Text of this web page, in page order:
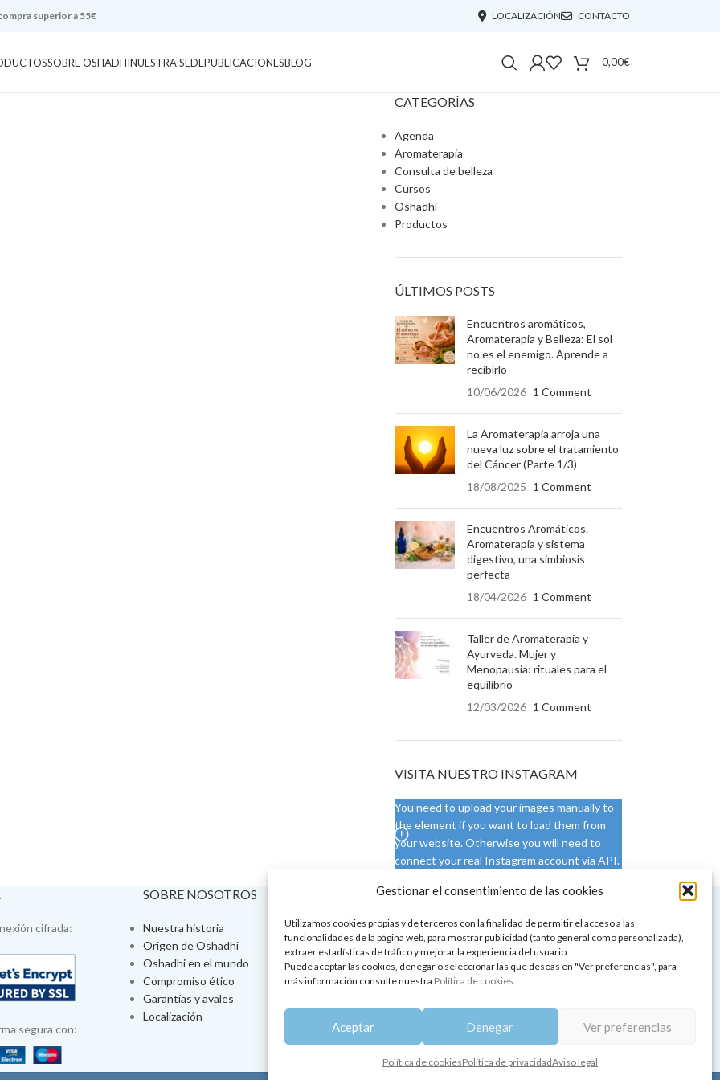
Gestionar el consentimiento de las cookies
Utilizamos cookies propias y de terceros con la finalidad de permitir el acceso a las
funcionalidades de la página web, para mostrar publicidad (tanto general como personalizada),
extraer estadísticas de tráfico y mejorar la experiencia del usuario.
Puede aceptar las cookies, denegar o seleccionar las que deseas en "Ver preferencias", para
más información consulte nuestra Política de cookies.
Aceptar Denegar Ver preferencias
Política de cookiesPolítica de privacidadAviso legal
superior a 55€ LOCALIZACIÓN CONTACTO
SOBRE OSHADHINUESTRA SEDEPUBLICACIONESBLOG 0,00€
CATEGORÍAS
Agenda
Aromaterapia
Consulta de belleza
Cursos
Oshadhi
Productos
ÚLTIMOS POSTS
Encuentros aromáticos,
Aromaterapia y Belleza: El sol
no es el enemigo. Aprende a
recibirlo
10/06/2026 1 Comment
La Aromaterapia arroja una
nueva luz sobre el tratamiento
del Cáncer (Parte 1/3)
18/08/2025 1 Comment
Encuentros Aromáticos.
Aromaterapia y sistema
digestivo, una simbiosis
perfecta
18/04/2026 1 Comment
Taller de Aromaterapia y
Ayurveda. Mujer y
Menopausia: rituales para el
equilibrio
12/03/2026 1 Comment
VISITA NUESTRO INSTAGRAM
You need to upload your images manually to
the element if you want to load them from
your website. Otherwise you will need to
connect your real Instagram account via API.
cifrada:
segura con:
SOBRE NOSOTROS
Nuestra historia
Origen de Oshadhi
Oshadhi en el mundo
Compromiso ético
Garantías y avales
Localización
VISÍTA NUESTRA SEDE
Tienda física
Talleres de aromaterapia
Tratamientos de belleza
Ayurveda
Aromaterapia y bienestar
CONDICIONES DE USO
Condiciones generales
Cambios y devoluciones
Formas de pago
Formas de envío